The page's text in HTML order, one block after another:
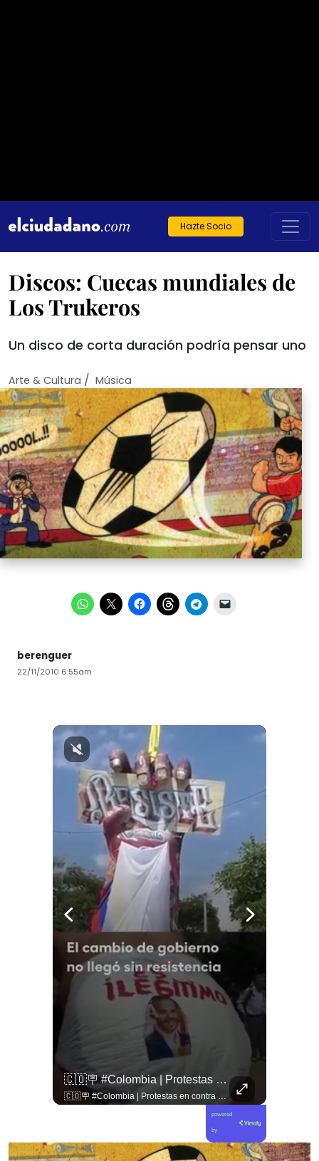
Hazte Socio
Discos: Cuecas mundiales de
Los Trukeros
Un disco de corta duración podría pensar uno
Arte & Cultura / Música
berenguer
22/11/2010 6:55am
🇨🇴🪧 #Colombia | Protestas En Contra De La Toma De Posesión De Abelardo Son Lideradas Por Iván Cepeda
🇨🇴🪧 #Colombia | Protestas en contra de la toma de posesión de Abelardo son lideradas por Iván Cepeda
powered
by